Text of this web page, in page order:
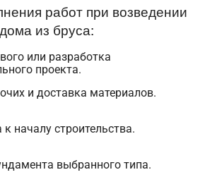
работ при возведении
дома из бруса:
или разработка
проекта.
и доставка материалов.
к началу строительства.
выбранного типа.